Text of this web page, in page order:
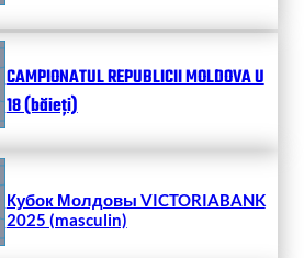
CAMPIONATUL REPUBLICII MOLDOVA U
18 (băieți)
Кубок Молдовы VICTORIABANK
2025 (masculin)